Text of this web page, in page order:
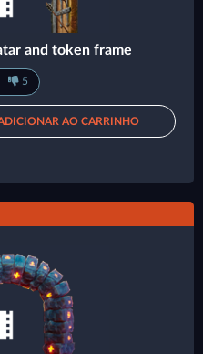
and token frame
5
AO CARRINHO